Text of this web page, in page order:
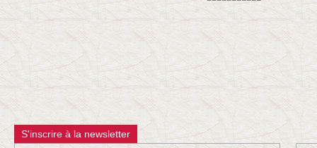
S'inscrire à la newsletter